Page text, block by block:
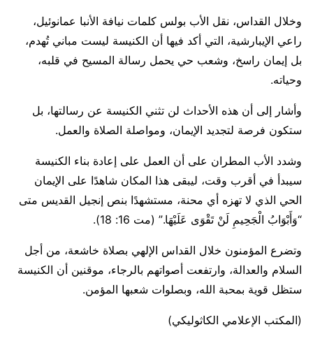
وخلال القداس، نقل الأب بولس كلمات نيافة الأنبا عمانوئيل،
راعي الإيبارشية، التي أكد فيها أن الكنيسة ليست مباني تُهدم،
بل إيمان راسخ، وشعب حي يحمل رسالة المسيح في قلبه،
وحياته.
وأشار إلى أن هذه الأحداث لن تثني الكنيسة عن رسالتها، بل
ستكون فرصة لتجديد الإيمان، ومواصلة الصلاة والعمل.
وشدد الأب المطران على أن العمل على إعادة بناء الكنيسة
سيبدأ في أقرب وقت، ليبقى هذا المكان شاهدًا على الإيمان
الحي الذي لا تهزه أي محنة، مستشهدًا بنص إنجيل القديس متى
“وَأَبْوَابُ الْجَحِيمِ لَنْ تَقْوَى عَلَيْهَا.” (مت 16: 18).
وتضرع المؤمنون خلال القداس الإلهي بصلاة خاشعة، من أجل
السلام والعدالة، وارتفعت أصواتهم بالرجاء، موقنين أن الكنيسة
ستظل قوية بمحبة الله، وبصلوات شعبها المؤمن.
(المكتب الإعلامي الكاثوليكي)